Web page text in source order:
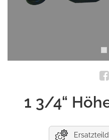
1 3/4“